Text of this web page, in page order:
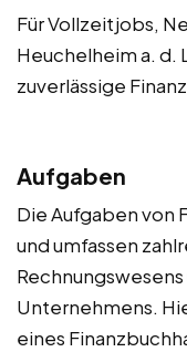
Für Vollzeitjobs,
Heuchelheim a. d.
zuverlässige
Aufgaben
Die Aufgaben von
und umfassen
Unternehmens.
eines